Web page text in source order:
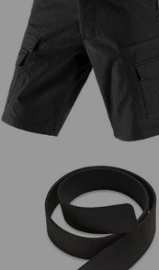
Šortky cargo e.s.vintage
Kožený opasok e.s.vintage